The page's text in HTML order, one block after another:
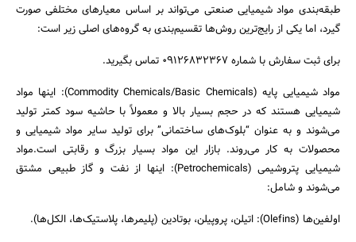
طبقه‌بندی مواد شیمیایی صنعتی می‌تواند بر اساس معیارهای مختلفی صورت
گیرد، اما یکی از رایج‌ترین روش‌ها تقسیم‌بندی به گروه‌های اصلی زیر است:
برای ثبت سفارش با شماره 09126832367 تماس بگیرید.
مواد شیمیایی پایه (Commodity Chemicals/Basic Chemicals): اینها مواد
شیمیایی هستند که در حجم بسیار بالا و معمولاً با حاشیه سود کمتر تولید
می‌شوند و به عنوان “بلوک‌های ساختمانی” برای تولید سایر مواد شیمیایی و
محصولات به کار می‌روند. بازار این مواد بسیار بزرگ و رقابتی است.مواد
شیمیایی پتروشیمی (Petrochemicals): اینها از نفت و گاز طبیعی مشتق
می‌شوند و شامل:
اولفین‌ها (Olefins): اتیلن، پروپیلن، بوتادین (پلیمرها، پلاستیک‌ها، الکل‌ها).